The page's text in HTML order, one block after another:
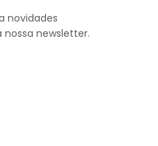
novidades
nossa newsletter.